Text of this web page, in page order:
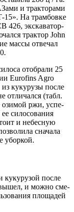
и трак­то­ра­ми
На трам­бов­ке
426, экс­ка­ва­тор-
трак­тор John
мас­сы отве­чал
ото­бра­ли 25
Eurofins Agro
куку­ру­зы после
отли­чал­ся (табл.
ози­мой ржи, успе­
сило­со­ва­ния
и небес­ную
сна­ча­ла
уборкой.
после
и мож­но сме­
пло­ща­дей